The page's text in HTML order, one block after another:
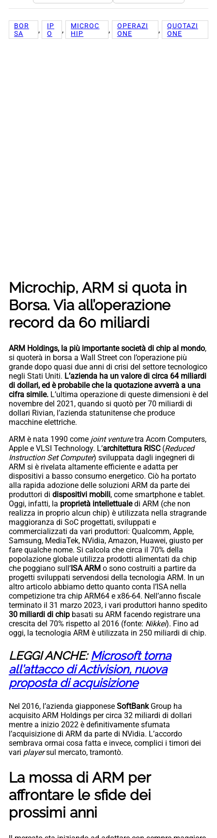
BOR
SA
,
IP
O
,
MICROC
HIP
,
OPERAZI
ONE
,
QUOTAZI
ONE
Microchip, ARM si quota in
Borsa. Via all’operazione
record da 60 miliardi
ARM Holdings, la più importante società di chip al mondo,
si quoterà in borsa a Wall Street con l’operazione più
grande dopo quasi due anni di crisi del settore tecnologico
negli Stati Uniti. L’azienda ha un valore di circa 64 miliardi
di dollari, ed è probabile che la quotazione avverrà a una
cifra simile. L’ultima operazione di queste dimensioni è del
novembre del 2021, quando si quotò per 70 miliardi di
dollari Rivian, l’azienda statunitense che produce
macchine elettriche.
ARM è nata 1990 come joint venturetra Acorn Computers,
Apple e VLSI Technology. L’architettura RISC(Reduced
Instruction Set Computer) sviluppata dagli ingegneri di
ARM si è rivelata altamente efficiente e adatta per
dispositivi a basso consumo energetico. Ciò ha portato
alla rapida adozione delle soluzioni ARM da parte dei
produttori di dispositivi mobili, come smartphone e tablet.
Oggi, infatti, la proprietà intellettualedi ARM (che non
realizza in proprio alcun chip) è utilizzata nella stragrande
maggioranza di SoC progettati, sviluppati e
commercializzati da vari produttori: Qualcomm, Apple,
Samsung, MediaTek, NVidia, Amazon, Huawei, giusto per
fare qualche nome. Si calcola che circa il 70% della
popolazione globale utilizza prodotti alimentati da chip
che poggiano sull’ISA ARM o sono costruiti a partire da
progetti sviluppati servendosi della tecnologia ARM. In un
altro articolo abbiamo detto quanto conta l’ISA nella
competizione tra chip ARM64 e x86-64. Nell’anno fiscale
terminato il 31 marzo 2023, i vari produttori hanno spedito
30 miliardi di chip basati su ARM facendo registrare una
crescita del 70% rispetto al 2016 (fonte: Nikkei). Fino ad
oggi, la tecnologia ARM è utilizzata in 250 miliardi di chip.
LEGGI ANCHE: Microsoft torna
all’attacco di Activision, nuova
proposta di acquisizione
Nel 2016, l’azienda giapponese SoftBankGroup ha
acquisito ARM Holdings per circa 32 miliardi di dollari
mentre a inizio 2022 è definitivamente sfumata
l’acquisizione di ARM da parte di NVidia. L’accordo
sembrava ormai cosa fatta e invece, complici i timori dei
vari playersul mercato, tramontò.
La mossa di ARM per
affrontare le sfide dei
prossimi anni